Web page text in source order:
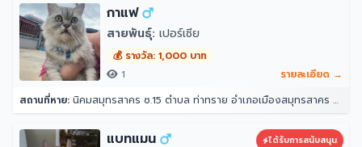
กาแฟ
สายพันธุ์: เปอร์เซีย
💰 รางวัล: 1,000 บาท
1
รายละเอียด →
สถานที่หาย: นิคมสมุทรสาคร ซ.15 ตำบล ท่าทราย อำเภอเมืองสมุทรสาคร สมุทรสาคร 74000
แบทแมน ได้รับการสนับสนุน